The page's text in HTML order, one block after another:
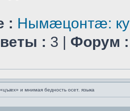
: Нымæцонтæ:
: 3 | Форум :
и мнимая бедность осет. языка